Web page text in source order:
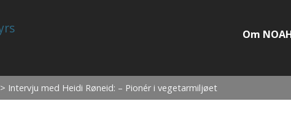
Om
> Intervju med Heidi Røneid: – Pionér i vegetarmiljøet